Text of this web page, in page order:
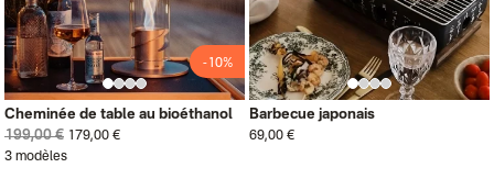
-10%
Cheminée de table au bioéthanol
199,00 € 179,00 €
3 modèles
Barbecue japonais
69,00 €